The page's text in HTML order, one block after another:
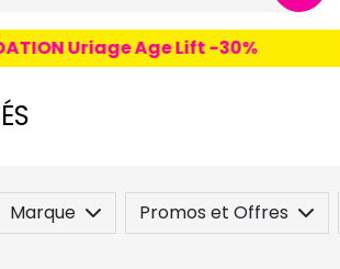
conseil
produit
une marque
Uriage Age Lift -30%
Marque Promos et Offres